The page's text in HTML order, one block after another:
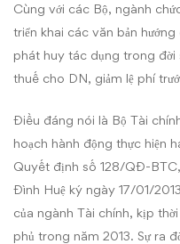
được
áp
dụng
trong
năm
2013
Cùng với các Bộ, ngành
triển khai các văn bản
phát huy tác dụng trong
thuế cho DN, giảm lệ phí
Điều đáng nói là Bộ Tài
hoạch hành động thực hiện
Quyết định số 128/QĐ-
Đình Huệ ký ngày 17/01/
của ngành Tài chính, kịp
phủ trong năm 2013. Sự ra